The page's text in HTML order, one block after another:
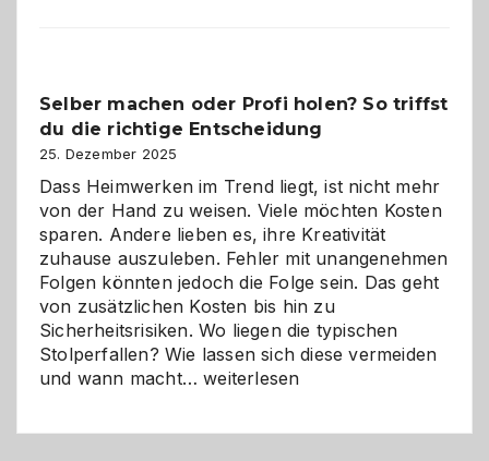
Herausforderungen
und
Zukunft
Selber machen oder Profi holen? So triffst
du die richtige Entscheidung
25. Dezember 2025
Dass Heimwerken im Trend liegt, ist nicht mehr
von der Hand zu weisen. Viele möchten Kosten
sparen. Andere lieben es, ihre Kreativität
zuhause auszuleben. Fehler mit unangenehmen
Folgen könnten jedoch die Folge sein. Das geht
von zusätzlichen Kosten bis hin zu
Sicherheitsrisiken. Wo liegen die typischen
Stolperfallen? Wie lassen sich diese vermeiden
und wann macht…Selber
weiterlesen